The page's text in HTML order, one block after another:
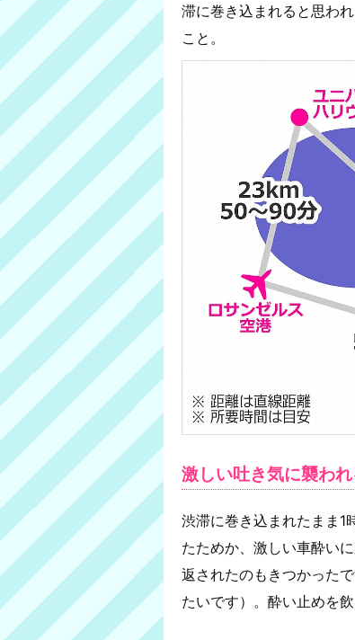
滞に巻き込まれると思わ
こと。
激しい吐き気に襲われ
渋滞に巻き込まれたまま1
たためか、激しい車酔い
返されたのもきつかった
たいです）。酔い止めを